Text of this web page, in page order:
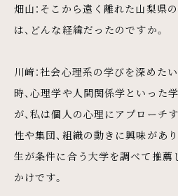
畑山：そこから遠く離れた山梨県
は、どんな経緯だったのですか。
川﨑：社会心理系の学びを深めた
時、心理学や人間関係学といった
が、私は個人の心理にアプローチ
性や集団、組織の動きに興味があ
生が条件に合う大学を調べて推薦
かけです。